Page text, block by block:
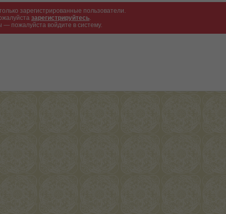
зарегистрированные пользователи.
зарегистрируйтесь.
— пожалуйста войдите в систему.